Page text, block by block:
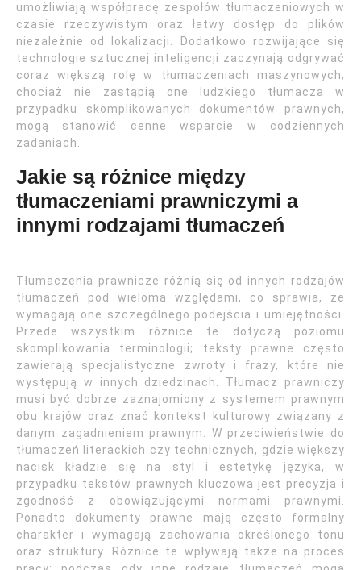
umożliwiają współpracę zespołów tłumaczeniowych w
czasie rzeczywistym oraz łatwy dostęp do plików
niezależnie od lokalizacji. Dodatkowo rozwijające się
technologie sztucznej inteligencji zaczynają odgrywać
coraz większą rolę w tłumaczeniach maszynowych;
chociaż nie zastąpią one ludzkiego tłumacza w
przypadku skomplikowanych dokumentów prawnych,
mogą stanowić cenne wsparcie w codziennych
zadaniach.
Jakie są różnice między
tłumaczeniami prawniczymi a
innymi rodzajami tłumaczeń
Tłumaczenia prawnicze różnią się od innych rodzajów
tłumaczeń pod wieloma względami, co sprawia, że
wymagają one szczególnego podejścia i umiejętności.
Przede wszystkim różnice te dotyczą poziomu
skomplikowania terminologii; teksty prawne często
zawierają specjalistyczne zwroty i frazy, które nie
występują w innych dziedzinach. Tłumacz prawniczy
musi być dobrze zaznajomiony z systemem prawnym
obu krajów oraz znać kontekst kulturowy związany z
danym zagadnieniem prawnym. W przeciwieństwie do
tłumaczeń literackich czy technicznych, gdzie większy
nacisk kładzie się na styl i estetykę języka, w
przypadku tekstów prawnych kluczowa jest precyzja i
zgodność z obowiązującymi normami prawnymi.
Ponadto dokumenty prawne mają często formalny
charakter i wymagają zachowania określonego tonu
oraz struktury. Różnice te wpływają także na proces